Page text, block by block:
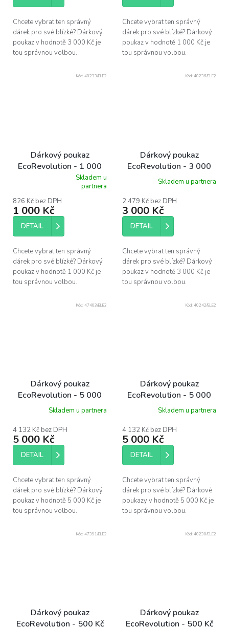
Chcete vybrat ten správný
dárek pro své blízké? Dárkový
poukaz v hodnotě 3 000 Kč je
tou správnou volbou.
Chcete vybrat ten správný
dárek pro své blízké? Dárkový
poukaz v hodnotě 1 000 Kč je
tou správnou volbou.
Dárkový poukaz
EcoRevolution - 1 000
produktu
je
5,0
5
Skladem u
partnera
826 Kč bez DPH
1 000 Kč
DETAIL
Chcete vybrat ten správný
dárek pro své blízké? Dárkový
poukaz v hodnotě 1 000 Kč je
tou správnou volbou.
Kód: 40233/ELE2
Dárkový poukaz
EcoRevolution - 3 000
Kč
Skladem u partnera
2 479 Kč bez DPH
3 000 Kč
DETAIL
Chcete vybrat ten správný
dárek pro své blízké? Dárkový
poukaz v hodnotě 3 000 Kč je
tou správnou volbou.
Kód: 40236/ELE2
Dárkový poukaz
EcoRevolution - 5 000
Kč
Skladem u partnera
4 132 Kč bez DPH
5 000 Kč
DETAIL
Chcete vybrat ten správný
dárek pro své blízké? Dárkový
poukaz v hodnotě 5 000 Kč je
tou správnou volbou.
Kód: 47403/ELE2
Dárkový poukaz
EcoRevolution - 5 000
Kč
Skladem u partnera
4 132 Kč bez DPH
5 000 Kč
DETAIL
Chcete vybrat ten správný
dárek pro své blízké? Dárkové
poukazy v hodnotě 5 000 Kč je
tou správnou volbou.
Kód: 40242/ELE2
Dárkový poukaz
EcoRevolution - 500 Kč
Kód: 47391/ELE2
Dárkový poukaz
EcoRevolution - 500 Kč
Kód: 40230/ELE2